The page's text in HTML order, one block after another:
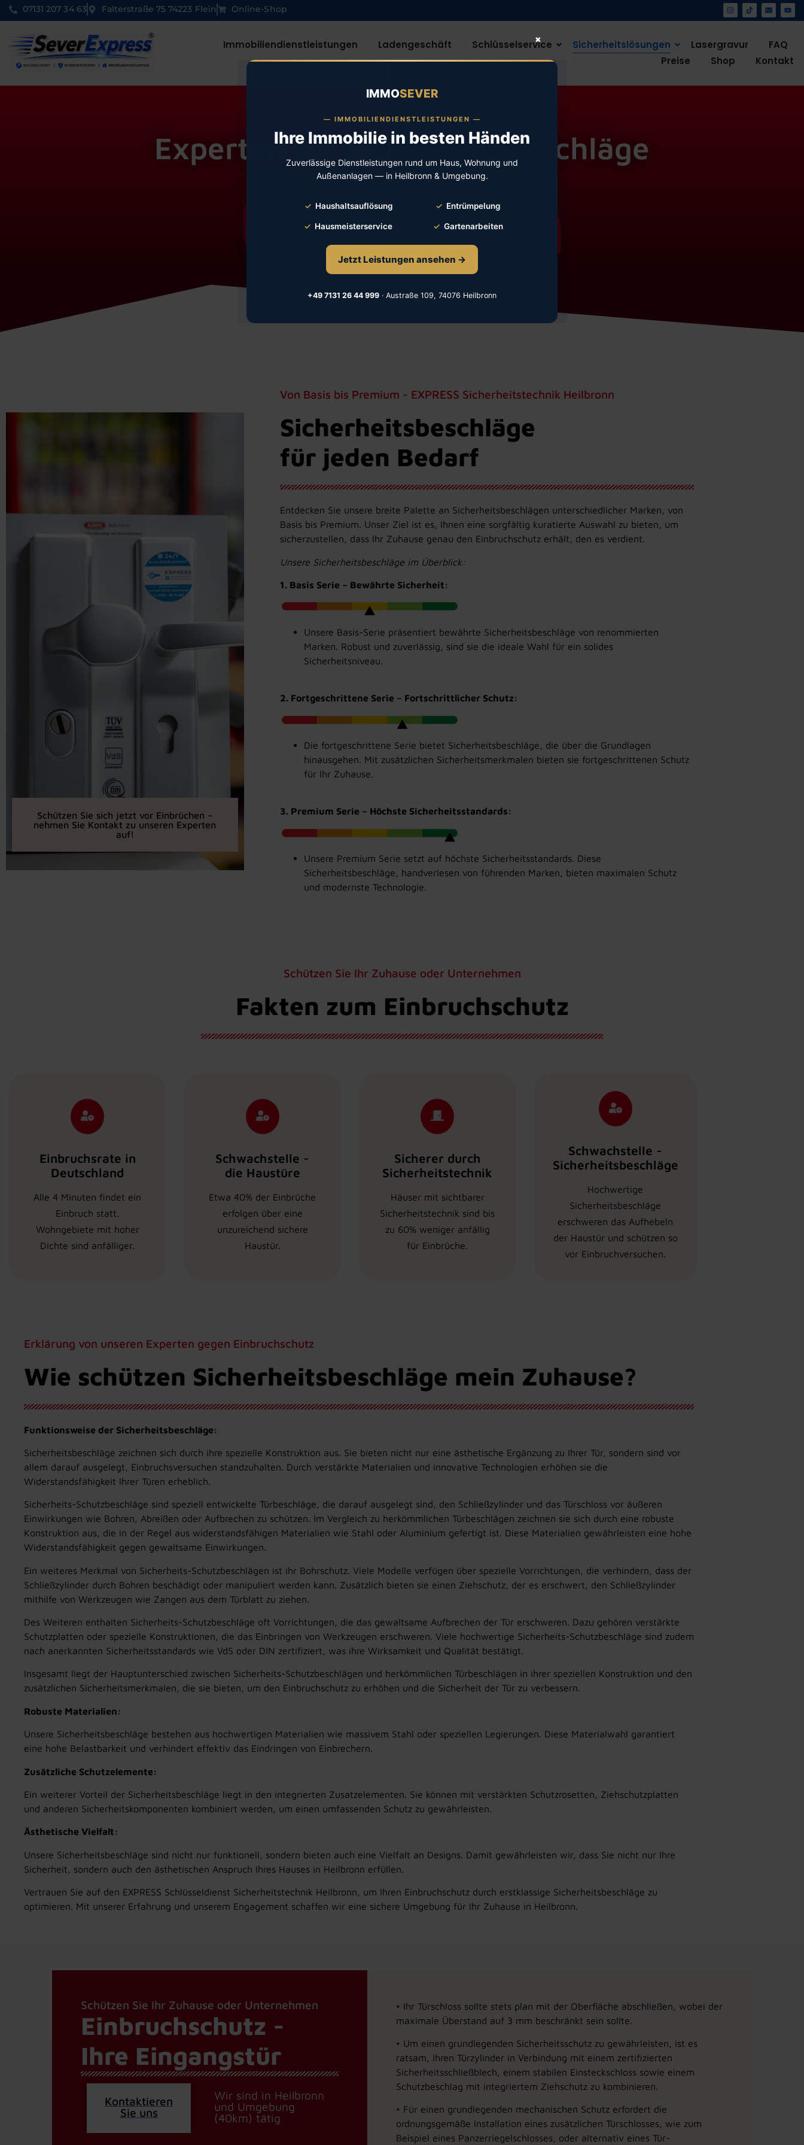
07131 207 34 63 Falterstraße 75 74223 Flein Online-Shop
Immobiliendienstleistungen Ladengeschäft Schlüsselservice Sicherheitslösungen Lasergravur
FAQ
Preise
Shop Kontakt
Aus der Region Heilbronn
Experten für Sicherheitsbeschläge
und Einbruchschutz
Fühlen Sie sich wieder sicher!
Schützen Sie sich jetzt vor Einbrüchen –
nehmen Sie Kontakt zu unseren Experten
auf!
Von Basis bis Premium - EXPRESS Sicherheitstechnik Heilbronn
Sicherheitsbeschläge
für jeden Bedarf
Entdecken Sie unsere breite Palette an Sicherheitsbeschlägen unterschiedlicher Marken, von
Basis bis Premium. Unser Ziel ist es, Ihnen eine sorgfältig kuratierte Auswahl zu bieten, um
sicherzustellen, dass Ihr Zuhause genau den Einbruchschutz erhält, den es verdient.
Unsere Sicherheitsbeschläge im Überblick:
1. Basis Serie – Bewährte Sicherheit:
Unsere Basis-Serie präsentiert bewährte Sicherheitsbeschläge von renommierten
Marken. Robust und zuverlässig, sind sie die ideale Wahl für ein solides
Sicherheitsniveau.
2. Fortgeschrittene Serie – Fortschrittlicher Schutz:
Die fortgeschrittene Serie bietet Sicherheitsbeschläge, die über die Grundlagen
hinausgehen. Mit zusätzlichen Sicherheitsmerkmalen bieten sie fortgeschrittenen Schutz
für Ihr Zuhause.
3. Premium Serie – Höchste Sicherheitsstandards:
Unsere Premium Serie setzt auf höchste Sicherheitsstandards. Diese
Sicherheitsbeschläge, handverlesen von führenden Marken, bieten maximalen Schutz
und modernste Technologie.
Schützen Sie Ihr Zuhause oder Unternehmen
Fakten zum Einbruchschutz
Einbruchsrate in
Deutschland
Alle 4 Minuten findet ein
Einbruch statt.
Wohngebiete mit hoher
Dichte sind anfälliger.
Schwachstelle -
die Haustüre
Etwa 40% der Einbrüche
erfolgen über eine
unzureichend sichere
Haustür.
Sicherer durch
Sicherheitstechnik
Häuser mit sichtbarer
Sicherheitstechnik sind bis
zu 60% weniger anfällig
für Einbrüche.
Schwachstelle -
Sicherheitsbeschläge
Hochwertige
Sicherheitsbeschläge
erschweren das Aufhebeln
der Haustür und schützen so
vor Einbruchversuchen.
Erklärung von unseren Experten gegen Einbruchschutz
Wie schützen Sicherheitsbeschläge mein Zuhause?
Funktionsweise der Sicherheitsbeschläge:
Sicherheitsbeschläge zeichnen sich durch ihre spezielle Konstruktion aus. Sie bieten nicht nur eine ästhetische Ergänzung zu Ihrer Tür, sondern sind vor
allem darauf ausgelegt, Einbruchsversuchen standzuhalten. Durch verstärkte Materialien und innovative Technologien erhöhen sie die
Widerstandsfähigkeit Ihrer Türen erheblich.
Sicherheits-Schutzbeschläge sind speziell entwickelte Türbeschläge, die darauf ausgelegt sind, den Schließzylinder und das Türschloss vor äußeren
Einwirkungen wie Bohren, Abreißen oder Aufbrechen zu schützen. Im Vergleich zu herkömmlichen Türbeschlägen zeichnen sie sich durch eine robuste
Konstruktion aus, die in der Regel aus widerstandsfähigen Materialien wie Stahl oder Aluminium gefertigt ist. Diese Materialien gewährleisten eine hohe
Widerstandsfähigkeit gegen gewaltsame Einwirkungen.
Ein weiteres Merkmal von Sicherheits-Schutzbeschlägen ist ihr Bohrschutz. Viele Modelle verfügen über spezielle Vorrichtungen, die verhindern, dass der
Schließzylinder durch Bohren beschädigt oder manipuliert werden kann. Zusätzlich bieten sie einen Ziehschutz, der es erschwert, den Schließzylinder
mithilfe von Werkzeugen wie Zangen aus dem Türblatt zu ziehen.
Des Weiteren enthalten Sicherheits-Schutzbeschläge oft Vorrichtungen, die das gewaltsame Aufbrechen der Tür erschweren. Dazu gehören verstärkte
Schutzplatten oder spezielle Konstruktionen, die das Einbringen von Werkzeugen erschweren. Viele hochwertige Sicherheits-Schutzbeschläge sind zudem
nach anerkannten Sicherheitsstandards wie VdS oder DIN zertifiziert, was ihre Wirksamkeit und Qualität bestätigt.
Insgesamt liegt der Hauptunterschied zwischen Sicherheits-Schutzbeschlägen und herkömmlichen Türbeschlägen in ihrer speziellen Konstruktion und den
zusätzlichen Sicherheitsmerkmalen, die sie bieten, um den Einbruchschutz zu erhöhen und die Sicherheit der Tür zu verbessern.
Robuste Materialien:
Unsere Sicherheitsbeschläge bestehen aus hochwertigen Materialien wie massivem Stahl oder speziellen Legierungen. Diese Materialwahl garantiert
eine hohe Belastbarkeit und verhindert effektiv das Eindringen von Einbrechern.
Zusätzliche Schutzelemente:
Ein weiterer Vorteil der Sicherheitsbeschläge liegt in den integrierten Zusatzelementen. Sie können mit verstärkten Schutzrosetten, Ziehschutzplatten
und anderen Sicherheitskomponenten kombiniert werden, um einen umfassenden Schutz zu gewährleisten.
Ästhetische Vielfalt:
Unsere Sicherheitsbeschläge sind nicht nur funktionell, sondern bieten auch eine Vielfalt an Designs. Damit gewährleisten wir, dass Sie nicht nur Ihre
Sicherheit, sondern auch den ästhetischen Anspruch Ihres Hauses in Heilbronn erfüllen.
Vertrauen Sie auf den EXPRESS Schlüsseldienst Sicherheitstechnik Heilbronn, um Ihren Einbruchschutz durch erstklassige Sicherheitsbeschläge zu
optimieren. Mit unserer Erfahrung und unserem Engagement schaffen wir eine sichere Umgebung für Ihr Zuhause in Heilbronn.
Schützen Sie Ihr Zuhause oder Unternehmen
Einbruchschutz -
Ihre Eingangstür
Kontaktieren
Sie uns
Wir sind in Heilbronn
und Umgebung
(40km) tätig
• Ihr Türschloss sollte stets plan mit der Oberfläche abschließen, wobei der
maximale Überstand auf 3 mm beschränkt sein sollte.
• Um einen grundlegenden Sicherheitsschutz zu gewährleisten, ist es
ratsam, Ihren Türzylinder in Verbindung mit einem zertifizierten
Sicherheitsschließblech, einem stabilen Einsteckschloss sowie einem
Schutzbeschlag mit integriertem Ziehschutz zu kombinieren.
• Für einen grundlegenden mechanischen Schutz erfordert die
ordnungsgemäße Installation eines zusätzlichen Türschlosses, wie zum
Beispiel eines Panzerriegelschlosses, oder alternativ eines Tür-
IMMOSEVER
— IMMOBILIENDIENSTLEISTUNGEN —
Ihre Immobilie in besten Händen
Zuverlässige Dienstleistungen rund um Haus, Wohnung und
Außenanlagen — in Heilbronn & Umgebung.
✓ Haushaltsauflösung ✓ Entrümpelung
✓ Hausmeisterservice ✓ Gartenarbeiten
Jetzt Leistungen ansehen →
+49 7131 26 44 999 · Austraße 109, 74076 Heilbronn